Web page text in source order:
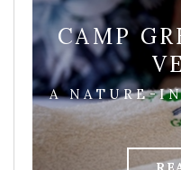
CAMP
A NATURE-